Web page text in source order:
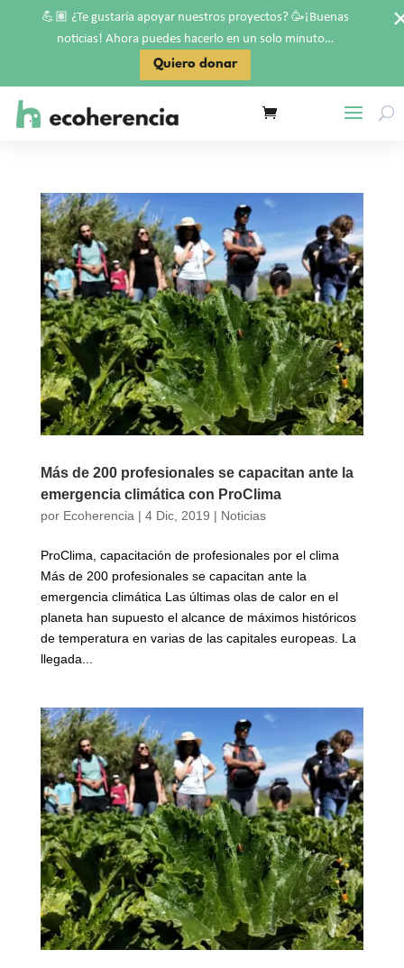
Más de 200 profesionales se capacitan ante la
emergencia climática con ProClima
por Ecoherencia | 4 Dic, 2019 | Noticias
ProClima, capacitación de profesionales por el clima
Más de 200 profesionales se capacitan ante la
emergencia climática Las últimas olas de calor en el
planeta han supuesto el alcance de máximos históricos
de temperatura en varias de las capitales europeas. La
llegada...
💪🏽 ¿Te gustaría apoyar nuestros proyectos? 🥳¡Buenas
noticias! Ahora puedes hacerlo en un solo minuto…
Quiero donar